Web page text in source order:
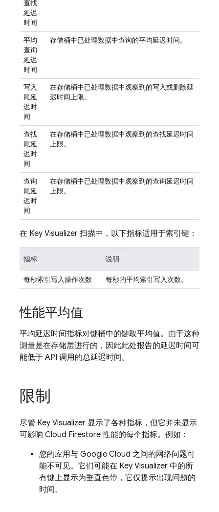
查找
延迟
时间
平均
查询
延迟
时间
存储桶中已处理数据中查询的平均延迟时间。
写入
尾延
迟时
间
在存储桶中已处理数据中观察到的写入或删除延
迟时间上限。
查找
尾延
迟时
间
在存储桶中已处理数据中观察到的查找延迟时间
上限。
查询
尾延
迟时
间
在存储桶中已处理数据中观察到的查询延迟时间
上限。
在 Key Visualizer 扫描中，以下指标适用于索引键：
指标 说明
每秒索引写入操作次数 每秒的平均索引写入次数。
性能平均值
平均延迟时间指标对键桶中的键取平均值。由于这种
测量是在存储层进行的，因此此处报告的延迟时间可
能低于 API 调用的总延迟时间。
限制
尽管 Key Visualizer 显示了各种指标，但它并未显示
可影响 Cloud Firestore性能的每个指标。例如：
您的应用与 Google Cloud 之间的网络问题可
能不可见。它们可能在 Key Visualizer 中的所
有键上显示为垂直色带，它仅提示出现问题的
时间。